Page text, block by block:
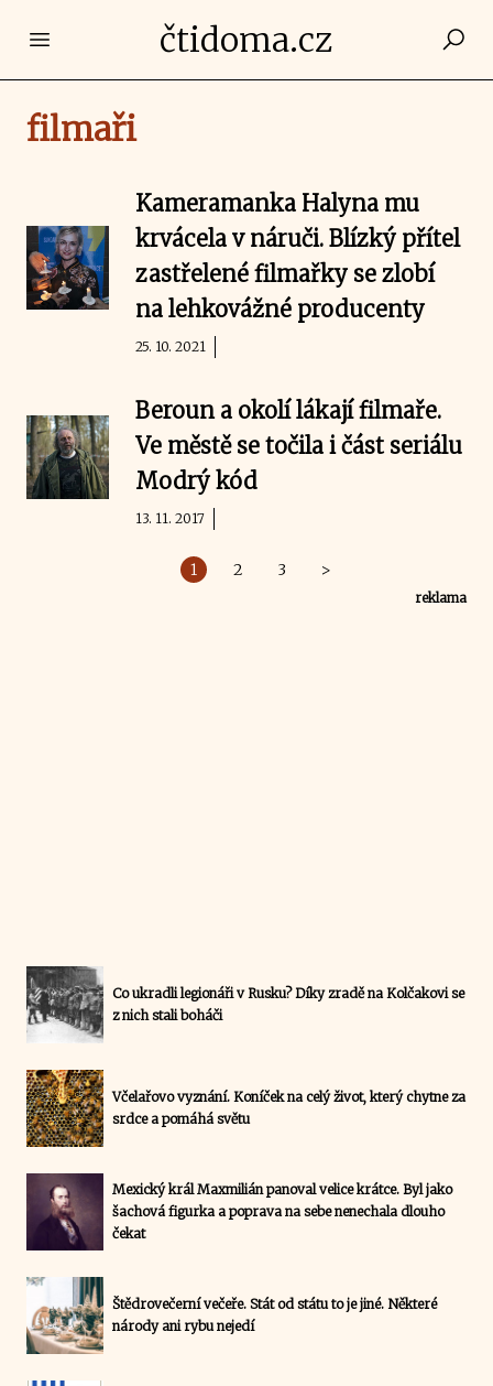
Open main menučtidoma.cz
filmaři
Kameramanka Halyna mu
krvácela v náruči. Blízký přítel
zastřelené filmařky se zlobí
na lehkovážné producenty
25. 10. 2021
Beroun a okolí lákají filmaře.
Ve městě se točila i část seriálu
Modrý kód
13. 11. 2017
1 2 3 >
reklama
Co ukradli legionáři v Rusku? Díky zradě na Kolčakovi se
z nich stali boháči
Včelařovo vyznání. Koníček na celý život, který chytne za
srdce a pomáhá světu
Mexický král Maxmilián panoval velice krátce. Byl jako
šachová figurka a poprava na sebe nenechala dlouho
čekat
Štědrovečerní večeře. Stát od státu to je jiné. Některé
národy ani rybu nejedí